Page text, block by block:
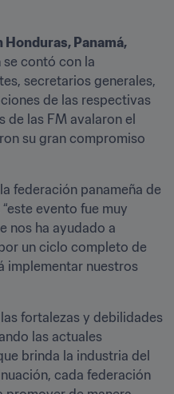
Honduras, Panamá,
se contó con la
secretarios generales,
de las respectivas
de las FM avalaron el
su gran compromiso
federación panameña de
evento fue muy
nos ha ayudado a
un ciclo completo de
implementar nuestros
fortalezas y debilidades
las actuales
brinda la industria del
cada federación